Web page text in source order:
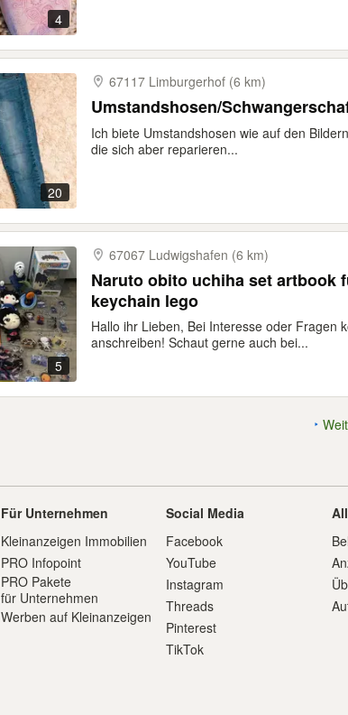
4
20
67117 Limburgerhof (6 km)
Umstandshosen/
Ich biete Umstandshosen wie auf den
die sich aber reparieren...
5
67067 Ludwigshafen (6 km)
Naruto obito uchiha set artbook
keychain lego
Hallo ihr Lieben, Bei Interesse oder Fragen
anschreiben! Schaut gerne auch bei...
Für Unternehmen
Kleinanzeigen Immobilien
PRO Infopoint
PRO Pakete
für Unternehmen
Werben auf Kleinanzeigen
Social Media
Facebook
YouTube
Instagram
Threads
Pinterest
TikTok